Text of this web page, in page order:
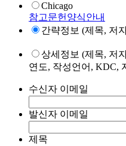
Chicago
참고문헌양식안내
간략정보 (제목, 저
상세정보 (제목, 저
연도, 작성언어, KDC,
수신자 이메일
발신자 이메일
제목